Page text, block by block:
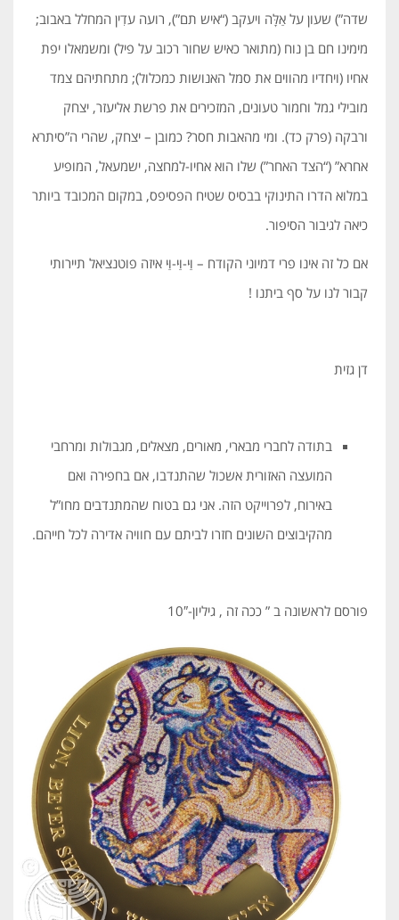
שדה”) שעון על אַלָּה ויעקב (“איש תם”), רועה עדִין המחלל באבוב;
מימינו חם בן נוח (מתואר כאיש שחור רכוב על פיל) ומשמאלו יפת
אחיו (ויחדיו מהווים את סמל האנושות כמכלול); מתחתיהם צמד
מובילי גמל וחמור טעונים, המזכירים את פרשת אליעזר, יצחק
ורבקה (פרק כד). ומי מהאבות חסר? כמובן – יצחק, שהרי ה”סיתרא
אחרא” (“הצד האחר”) שלו הוא אחיו-למחצה, ישמעאל, המופיע
במלוא הדרו התינוקי בבסיס שטיח הפסיפס, במקום המכובד ביותר
כיאה לגיבור הסיפור.
אם כל זה אינו פרי דמיוני הקודח – וַּי-וַּי-וַּי איזה פוטנציאל תיירותי
קבור לנו על סף ביתנו !
דן גזית
בתודה לחברי מבארי, מאורים, מצאלים, מגבולות ומרחבי
המועצה האזורית אשכול שהתנדבו, אם בחפירה ואם
באירוח, לפרוייקט הזה. אני גם בטוח שהמתנדבים מחו”ל
מהקיבוצים השונים חזרו לביתם עם חוויה אדירה לכל חייהם.
פורסם לראשונה ב ” ככה זה , גיליון-10″